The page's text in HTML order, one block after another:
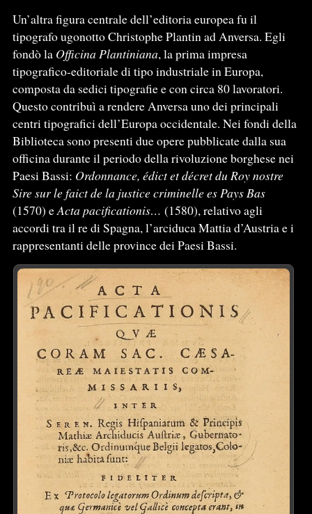
Un’altra figura centrale dell’editoria europea fu il
tipografo ugonotto Christophe Plantin ad Anversa. Egli
fondò la Officina Plantiniana, la prima impresa
tipografico-editoriale di tipo industriale in Europa,
composta da sedici tipografie e con circa 80 lavoratori.
Questo contribuì a rendere Anversa uno dei principali
centri tipografici dell’Europa occidentale. Nei fondi della
Biblioteca sono presenti due opere pubblicate dalla sua
officina durante il periodo della rivoluzione borghese nei
Paesi Bassi: Ordonnance, édict et décret du Roy nostre
Sire sur le faict de la justice criminelle es Pays Bas
(1570) eActa pacificationis… (1580), relativo agli
accordi tra il re di Spagna, l’arciduca Mattia d’Austria e i
rappresentanti delle province dei Paesi Bassi.